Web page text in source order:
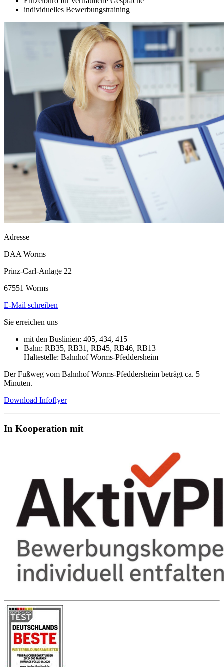
individuelles Bewerbungstraining
Adresse
DAA Worms
Prinz-Carl-Anlage 22
67551 Worms
E-Mail schreiben
Sie erreichen uns
mit den Buslinien: 405, 434, 415
Bahn: RB35, RB31, RB45, RB46, RB13
Haltestelle: Bahnhof Worms-Pfeddersheim
Der Fußweg vom Bahnhof Worms-Pfeddersheim beträgt ca. 5
Minuten.
Download Infoflyer
In Kooperation mit